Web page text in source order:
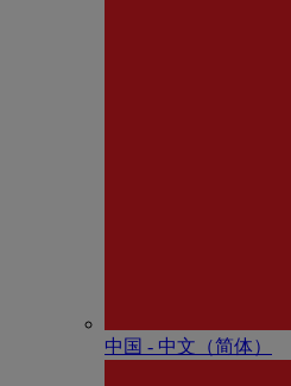
中国 - 中⽂（简体）